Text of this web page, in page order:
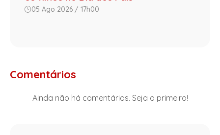
05 Ago 2026 / 17h00
Comentários
Ainda não há comentários. Seja o primeiro!